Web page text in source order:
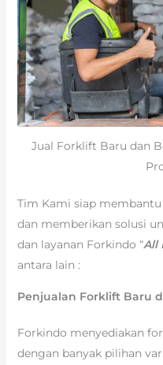
Jual Forklift Baru dan
Tim Kami siap
dan memberikan solusi
dan layanan Forkindo “All
antara lain :
Penjualan Forklift Baru
Forkindo menyediakan
dengan banyak pilihan